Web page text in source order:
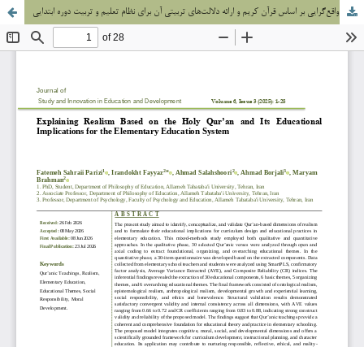
تبیین واقع‌گرایی بر اساس قرآن کریم و ارائه دلالت‌های تربیتی آن برای نظام تعلیم و تربیت دوره ابتدایی